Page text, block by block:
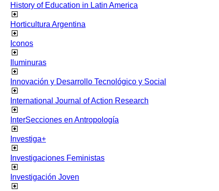
History of Education in Latin America
Horticultura Argentina
Iconos
Iluminuras
Innovación y Desarrollo Tecnológico y Social
International Journal of Action Research
InterSecciones en Antropología
Investiga+
Investigaciones Feministas
Investigación Joven